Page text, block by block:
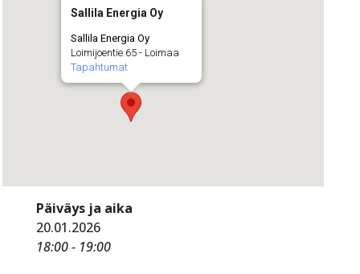
Sallila Energia Oy
Sallila Energia Oy
Loimijoentie 65 - Loimaa
Tapahtumat
Päiväys ja aika
20.01.2026
18:00 - 19:00